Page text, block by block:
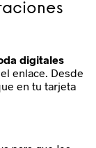
digitales
enlace. Desde
en tu tarjeta